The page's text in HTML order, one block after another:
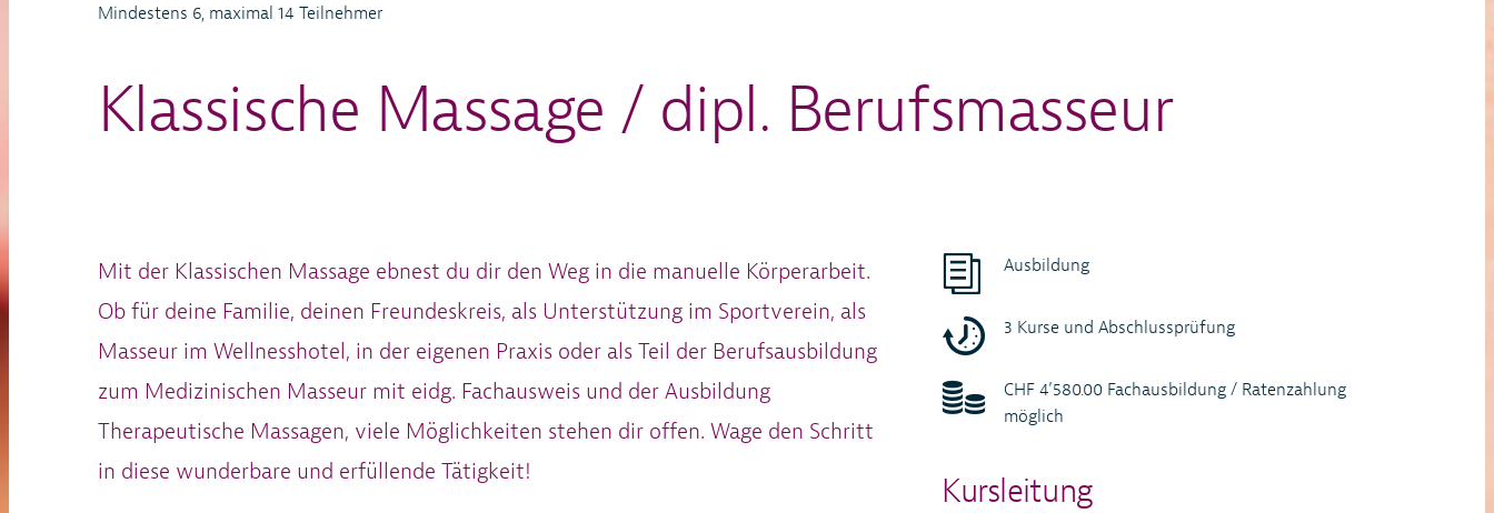
Mindestens 6, maximal 14 Teilnehmer
Klassische Massage / dipl. Berufsmasseur
Ausbildung
3 Kurse und Abschlussprüfung
CHF 4’580.00 Fachausbildung / Ratenzahlung
möglich
Kursleitung
Mit der Klassischen Massage ebnest du dir den Weg in die manuelle Körperarbeit.
Ob für deine Familie, deinen Freundeskreis, als Unterstützung im Sportverein, als
Masseur im Wellnesshotel, in der eigenen Praxis oder als Teil der Berufsausbildung
zum Medizinischen Masseur mit eidg. Fachausweis und der Ausbildung
Therapeutische Massagen, viele Möglichkeiten stehen dir offen. Wage den Schritt
in diese wunderbare und erfüllende Tätigkeit!